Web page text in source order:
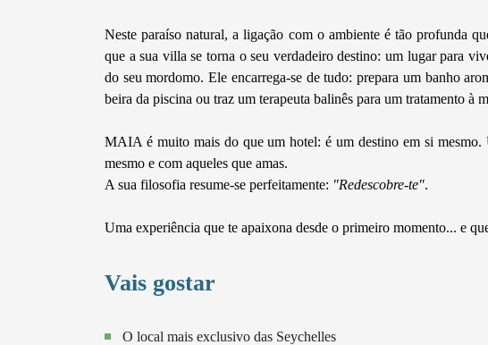
Neste paraíso natural, a ligação com o ambiente é tão profunda
que a sua villa se torna o seu verdadeiro destino: um lugar para
do seu mordomo. Ele encarrega-se de tudo: prepara um banho
beira da piscina ou traz um terapeuta balinês para um tratamento à
MAIA é muito mais do que um hotel: é um destino em si mesmo.
mesmo e com aqueles que amas.
A sua filosofia resume-se perfeitamente: "Redescobre-te".
Uma experiência que te apaixona desde o primeiro momento... e
Vais gostar
O local mais exclusivo das Seychelles